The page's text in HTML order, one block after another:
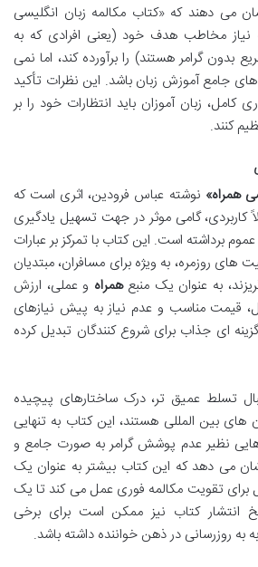
می دهند که «کتاب مکالمه زبان انگلیسی
نیاز مخاطب هدف خود (یعنی افرادی که به
بدون گرامر هستند) را برآورده کند، اما نمی
های جامع آموزش زبان باشد. این نظرات تأکید
کامل، زبان آموزان باید انتظارات خود را بر
کنند.
همراه» نوشته عباس فرودین، اثری است که
کاربردی، گامی موثر در جهت تسهیل یادگیری
برداشته است. این کتاب با تمرکز بر عبارات
های روزمره، به ویژه برای مسافران، مبتدیان
به عنوان یک منبعهمراه و عملی، ارزش
قیمت مناسب و عدم نیاز به پیش نیازهای
ای جذاب برای شروع کنندگان تبدیل کرده
تسلط عمیق تر، درک ساختارهای پیچیده
های بین المللی هستند، این کتاب به تنهایی
نظیر عدم پوشش گرامر به صورت جامع و
می دهد که این کتاب بیشتر به عنوان یک
برای تقویت مکالمه فوری عمل می کند تا یک
انتشار کتاب نیز ممکن است برای برخی
به روزرسانی در ذهن خواننده داشته باشد.